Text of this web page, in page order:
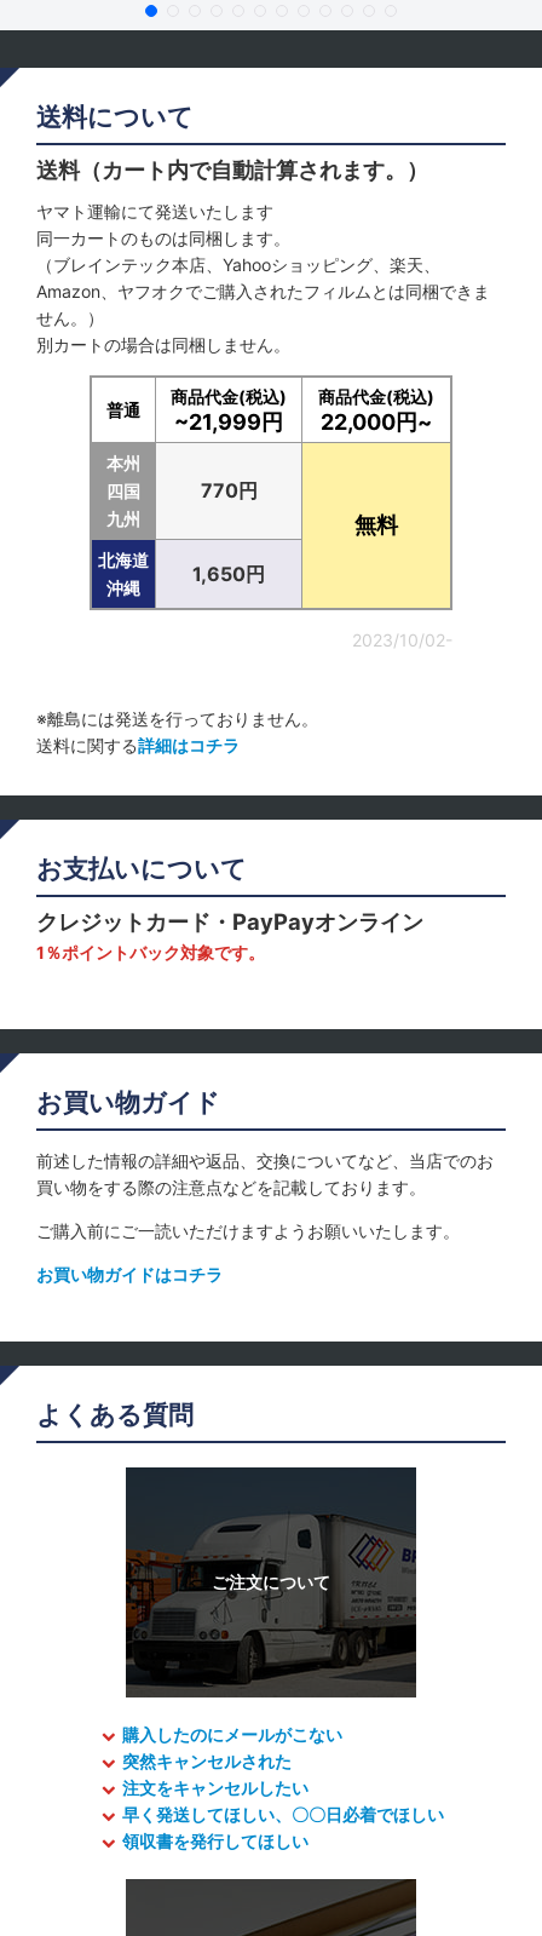
送料について
送料（カート内で自動計算されます。）
ヤマト運輸にて発送いたします
同一カートのものは同梱します。
（ブレインテック本店、Yahooショッピング、楽天、
Amazon、ヤフオクでご購入されたフィルムとは同梱できま
せん。）
別カートの場合は同梱しません。
普通
商品代金(税込)
~21,999円
商品代金(税込)
22,000円~
本州
四国
九州
770円
無料
北海道
沖縄
1,650円
2023/10/02-
※離島には発送を行っておりません。
送料に関する詳細はコチラ
お支払いについて
クレジットカード・PayPayオンライン
1％ポイントバック対象です。
お買い物ガイド
前述した情報の詳細や返品、交換についてなど、当店でのお
買い物をする際の注意点などを記載しております。
ご購入前にご一読いただけますようお願いいたします。
お買い物ガイドはコチラ
よくある質問
購入したのにメールがこない
突然キャンセルされた
注文をキャンセルしたい
早く発送してほしい、〇〇日必着でほしい
領収書を発行してほしい